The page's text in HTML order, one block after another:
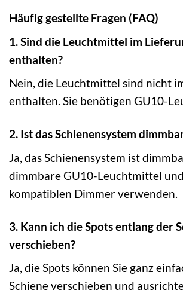
Häufig gestellte Fragen (FAQ)
1. Sind die Leuchtmittel im
enthalten?
Nein, die Leuchtmittel sind nicht
enthalten. Sie benötigen GU10-
2. Ist das Schienensystem
Ja, das Schienensystem ist
dimmbare GU10-Leuchtmittel
kompatiblen Dimmer verwenden.
3. Kann ich die Spots entlang der
verschieben?
Ja, die Spots können Sie ganz
Schiene verschieben und